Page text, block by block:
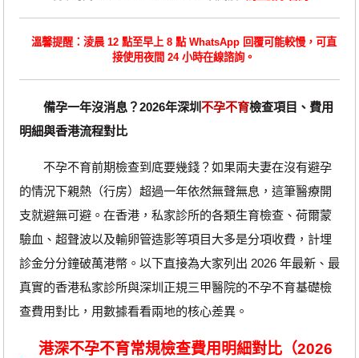
溫馨提醒：淩晨 12 點至早上 8 點 WhatsApp 回覆可能較慢，可直
接使用夜間 24 小時在線諮詢。
備孕一年沒消息？2026年深圳 不孕不育檢查項目、費用
明細與香港流程對比
不孕不育前期檢查到底要幾錢？如果兩夫妻在沒有避孕
的情況下親熱（行房）超過一年依然無聲無息，這筆醫療開
支就避無可避。在香港，私家診所的各類生育檢查、荷爾蒙
驗血、超聲波以及輸卵管造影等項目大多是分項收費，計埋
診金分分鐘破萬港幣。以下直接為大家列出 2026 年最新、最
真實的香港私家診所與深圳正規三甲醫院的不孕不育基礎檢
查費用對比，用數據看看兩地的核心差異。
港深不孕不育常規檢查費用明細對比（2026